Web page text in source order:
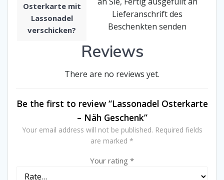
Osterkarte mit
Lassonadel
verschicken?
Lieferanschrift des
Beschenkten senden
Reviews
There are no reviews yet.
Be the first to review “Lassonadel Osterkarte
– Näh Geschenk”
Your email address will not be published. Required fields
are marked *
Your rating *